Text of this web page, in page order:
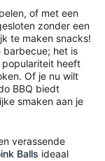
of met een
zonder een
te maken snacks!
barbecue; het is
heeft
Of je nu wilt
BBQ biedt
smaken aan je
verassende
Balls ideaal